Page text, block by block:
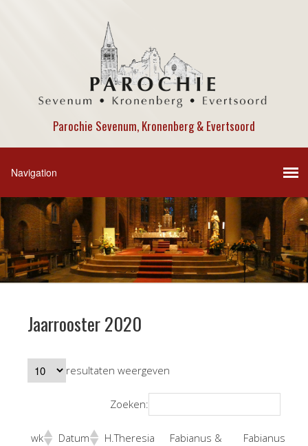
Parochie Sevenum, Kronenberg & Evertsoord
Jaarrooster 2020
resultaten weergeven
Zoeken:
wk Datum
H.Theresia
Fabianus &
Fabianus